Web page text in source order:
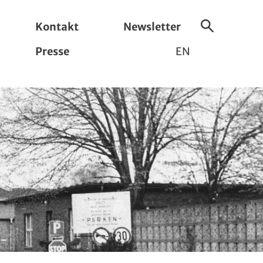
Kontakt
Newsletter
Presse
EN